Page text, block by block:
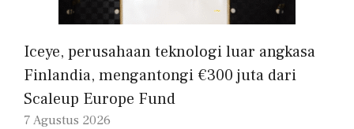
Iceye, perusahaan teknologi luar angkasa
Finlandia, mengantongi €300 juta dari
Scaleup Europe Fund
7 Agustus 2026